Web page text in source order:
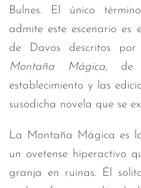
Bulnes. El único
admite este escenario es
de Davos descritos
Montaña Mágica,
de
establecimiento y las
susodicha novela que se
La Montaña Mágica es
un ovetense hiperactivo
granja en ruinas. Él